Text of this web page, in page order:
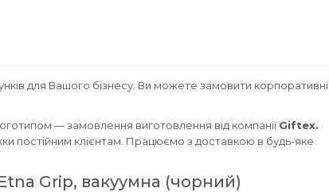
для Вашого бізнесу. Ви можете замовити корпоративні
— замовлення виготовлення від компанії Giftex.
постійним клієнтам. Працюємо з доставкою в будь-яке
Grip, вакуумна (чорний)